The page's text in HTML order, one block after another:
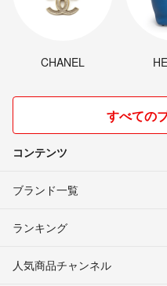
CHANEL
すべての
コンテンツ
ブランド一覧
ランキング
人気商品チャンネル